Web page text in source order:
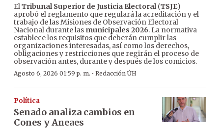
ElTribunal Superior de Justicia Electoral(TSJE)
aprobó el reglamento que regulará la acreditación y el
trabajo de las Misiones de Observación Electoral
Nacional durante las municipales 2026. La normativa
establece los requisitos que deberán cumplir las
organizaciones interesadas, así como los derechos,
obligaciones y restricciones que regirán el proceso de
observación antes, durante y después de los comicios.
Agosto 6, 2026 01:59 p. m. · Redacción ÚH
Política
Senado analiza cambios en
Cones y Aneaes